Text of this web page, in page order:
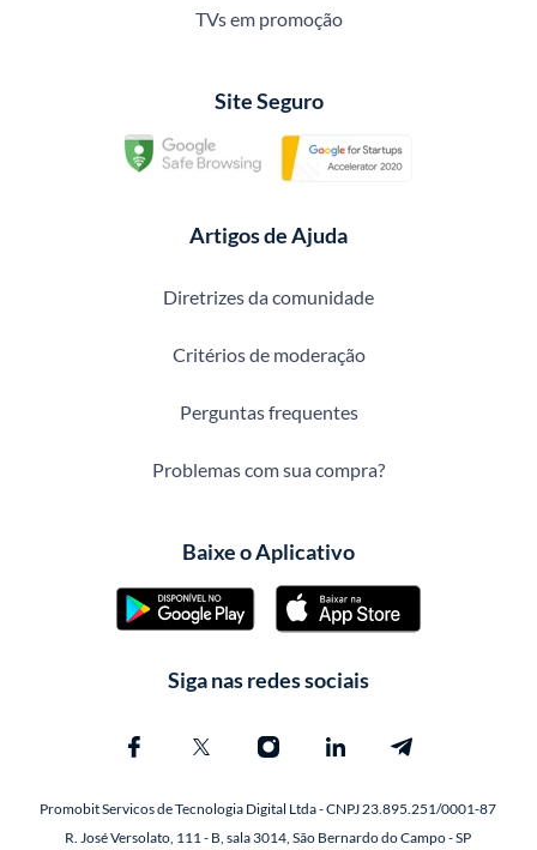
TVs em promoção
Site Seguro
Artigos de Ajuda
Diretrizes da comunidade
Critérios de moderação
Perguntas frequentes
Problemas com sua compra?
Baixe o Aplicativo
Siga nas redes sociais
Promobit Servicos de Tecnologia Digital Ltda - CNPJ 23.895.251/0001-87
R. José Versolato, 111 - B, sala 3014, São Bernardo do Campo - SP